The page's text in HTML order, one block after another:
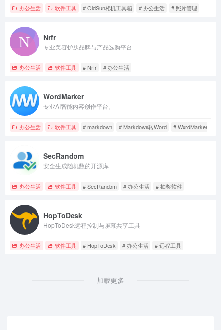
办公生活 软件工具 # OldSun相机工具箱 # 办公生活 # 照片管理
Nrfr
专业美容护肤品牌与产品选购平台
办公生活 软件工具 # Nrfr # 办公生活
WordMarker
专业AI智能内容创作平台。
办公生活 软件工具 # markdown # Markdown转Word # WordMarker
SecRandom
安全生成随机数的开源库
办公生活 软件工具 # SecRandom # 办公生活 # 抽奖软件
HopToDesk
HopToDesk远程控制与屏幕共享工具
办公生活 软件工具 # HopToDesk # 办公生活 # 远程工具
加载更多